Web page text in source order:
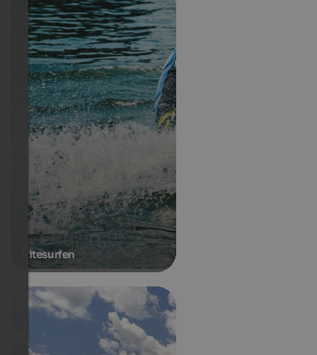
Kitesurfen